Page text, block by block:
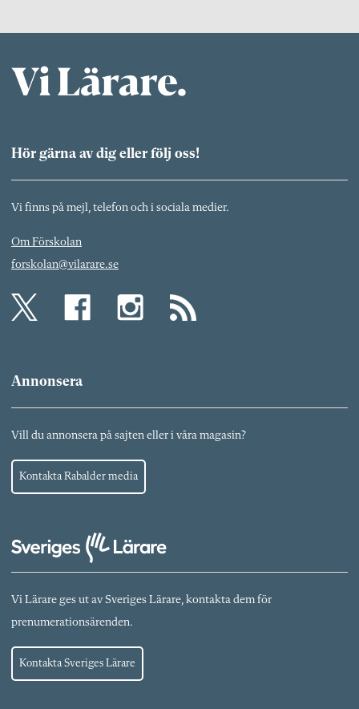
Hör gärna av dig eller följ oss!
Vi finns på mejl, telefon och i sociala medier.
Om Förskolan
forskolan@vilarare.se
Annonsera
Vill du annonsera på sajten eller i våra magasin?
Kontakta Rabalder media
Vi Lärare ges ut av Sveriges Lärare, kontakta dem för
prenumerationsärenden.
Kontakta Sveriges Lärare